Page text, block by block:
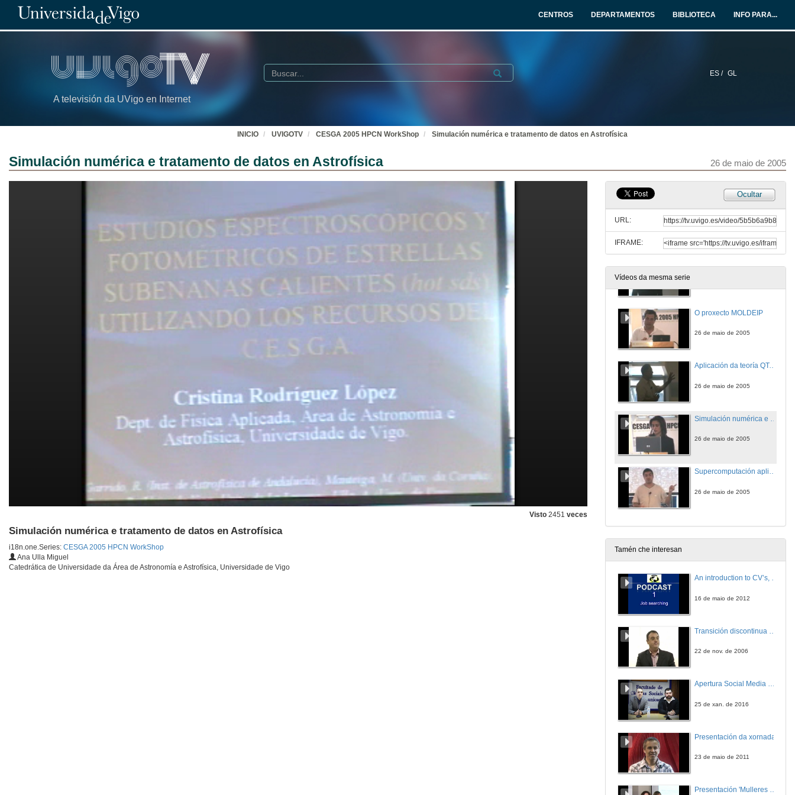
CENTROS DEPARTAMENTOS BIBLIOTECA INFO PARA...
A televisión da UVigo en Internet
ES / GL
Buscar Submit
INICIO UVIGOTV CESGA 2005 HPCN WorkShop Simulación numérica e tratamento de datos en Astrofísica
Simulación numérica e tratamento de datos en Astrofísica 26 de maio de 2005
Visto 2451 veces
Simulación numérica e tratamento de datos en Astrofísica
i18n.one.Series: CESGA 2005 HPCN WorkShop
Ana Ulla Miguel
Catedrática de Universidade da Área de Astronomía e Astrofísica, Universidade de Vigo
Ocultar
URL:
IFRAME:
Vídeos da mesma serie
26 de maio de 2005
26 de maio de 2005
O proxecto MOLDEIP
26 de maio de 2005
Aplicación da teoría QTAIM a diversos problemas químicos
26 de maio de 2005
26 de maio de 2005
Supercomputación aplicada a modelos climáticos. Caso práctico: Waccab
26 de maio de 2005
Tamén che interesan
An introduction to CV’s, letters, and job searching
16 de maio de 2012
22 de nov. de 2006
Apertura Social Media Day 2016
25 de xan. de 2016
Presentación da xornada
23 de maio de 2011
Presentación 'Mulleres no software libre'